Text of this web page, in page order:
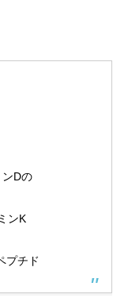
Dの
ンK
プチド